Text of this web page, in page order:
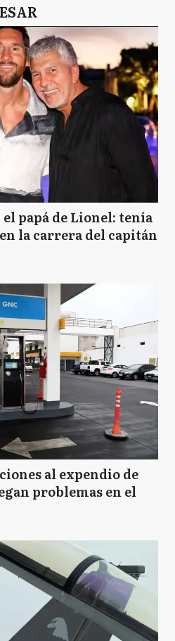
papá de Lionel: tenía
la carrera del capitán
al expendio de
problemas en el